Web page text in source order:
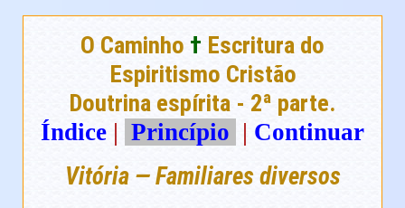
O Caminho † Escritura do
Espiritismo Cristão
Doutrina espírita - 2ª parte.
Índice | Princípio | Continuar
Vitória — Familiares diversos